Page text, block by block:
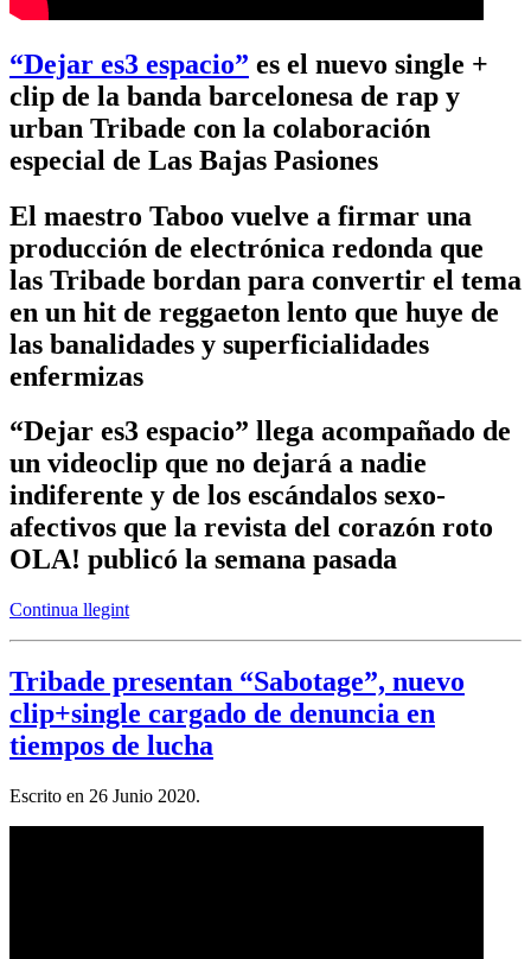
“Dejar es3 espacio” es el nuevo single +
clip de la banda barcelonesa de rap y
urban Tribade con la colaboración
especial de Las Bajas Pasiones
El maestro Taboo vuelve a firmar una
producción de electrónica redonda que
las Tribade bordan para convertir el tema
en un hit de reggaeton lento que huye de
las banalidades y superficialidades
enfermizas
“Dejar es3 espacio” llega acompañado de
un videoclip que no dejará a nadie
indiferente y de los escándalos sexo-
afectivos que la revista del corazón roto
OLA! publicó la semana pasada
Continua llegint
Tribade presentan “Sabotage”, nuevo
clip+single cargado de denuncia en
tiempos de lucha
Escrito en 26 Junio 2020.